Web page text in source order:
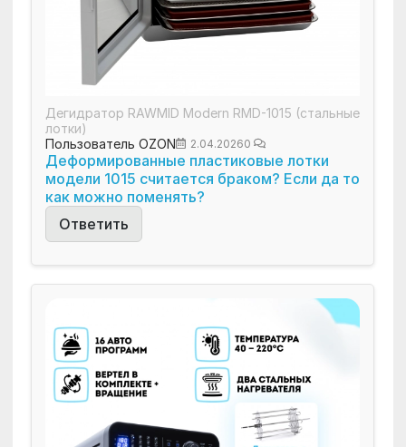
Дегидратор RAWMID Modern RMD-1015 (стальные
лотки)
Пользователь OZON
2.04.20260
Деформированные пластиковые лотки
модели 1015 считается браком? Если да то
как можно поменять?
Ответить